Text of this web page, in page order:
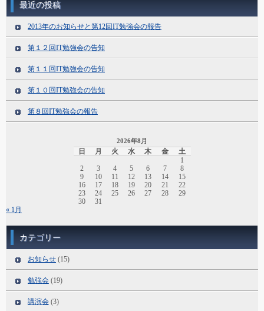
最近の投稿
2013年のお知らせと第12回IT勉強会の報告
第１２回IT勉強会の告知
第１１回IT勉強会の告知
第１０回IT勉強会の告知
第８回IT勉強会の報告
2026年8月
日 月 火 水 木 金
土
1
2
3 4 5 6 7
8
9
10 11 12 13 14
15
16
17 18 19 20 21
22
23
24 25 26 27 28
29
30
31
« 1月
カテゴリー
お知らせ (15)
勉強会 (19)
講演会 (3)